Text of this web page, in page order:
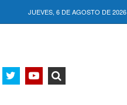
JUEVES, 6 DE AGOSTO DE 2026